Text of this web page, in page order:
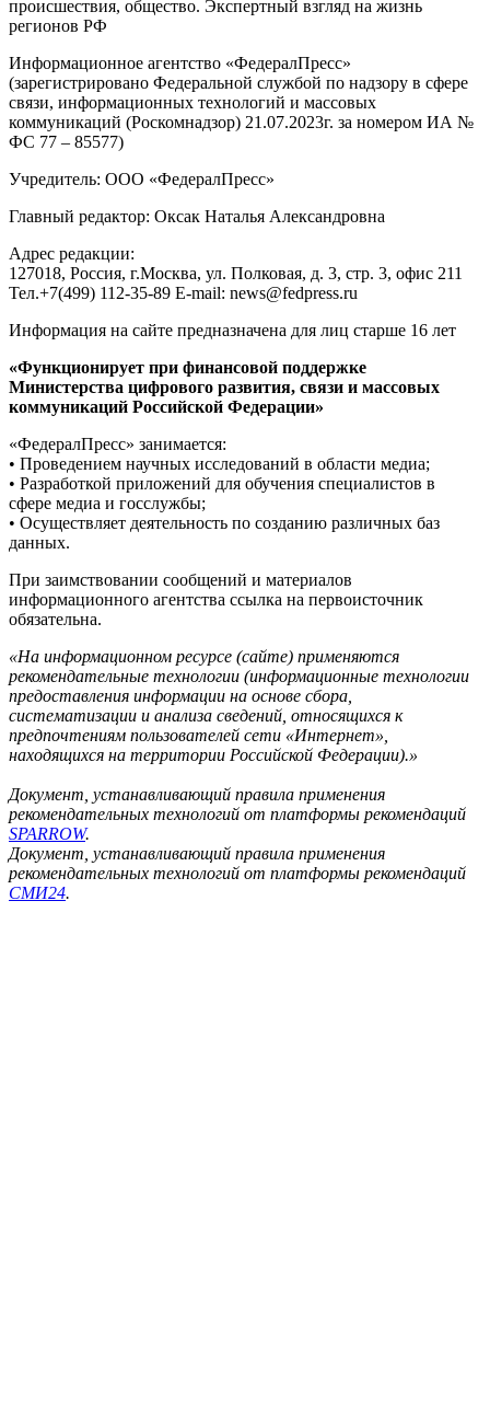
происшествия, общество. Экспертный взгляд на жизнь
регионов РФ
Информационное агентство «ФедералПресс»
(зарегистрировано Федеральной службой по надзору в сфере
связи, информационных технологий и массовых
коммуникаций (Роскомнадзор) 21.07.2023г. за номером ИА №
ФС 77 – 85577)
Учредитель: ООО «ФедералПресс»
Главный редактор: Оксак Наталья Александровна
Адрес редакции:
127018, Россия, г.Москва, ул. Полковая, д. 3, стр. 3, офис 211
Тел.+7(499) 112-35-89 E-mail: news@fedpress.ru
Информация на сайте предназначена для лиц старше 16 лет
«Функционирует при финансовой поддержке
Министерства цифрового развития, связи и массовых
коммуникаций Российской Федерации»
«ФедералПресс» занимается:
• Проведением научных исследований в области медиа;
• Разработкой приложений для обучения специалистов в
сфере медиа и госслужбы;
• Осуществляет деятельность по созданию различных баз
данных.
При заимствовании сообщений и материалов
информационного агентства ссылка на первоисточник
обязательна.
«На информационном ресурсе (сайте) применяются
рекомендательные технологии (информационные технологии
предоставления информации на основе сбора,
систематизации и анализа сведений, относящихся к
предпочтениям пользователей сети «Интернет»,
находящихся на территории Российской Федерации).»
Документ, устанавливающий правила применения
рекомендательных технологий от платформы рекомендаций
SPARROW.
Документ, устанавливающий правила применения
рекомендательных технологий от платформы рекомендаций
СМИ24.